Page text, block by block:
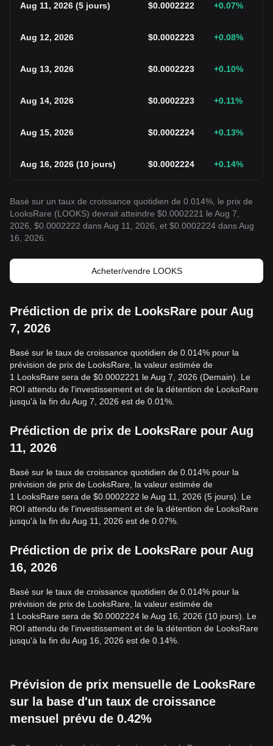
Aug 11, 2026 (5 jours) $0.0002222 +0.07%
Aug 12, 2026 $0.0002223 +0.08%
Aug 13, 2026 $0.0002223 +0.10%
Aug 14, 2026 $0.0002223 +0.11%
Aug 15, 2026 $0.0002224 +0.13%
Aug 16, 2026 (10 jours) $0.0002224 +0.14%
Basé sur un taux de croissance quotidien de 0.014%, le prix de
LooksRare (LOOKS) devrait atteindre $0.0002221 le Aug 7,
2026, $0.0002222 dans Aug 11, 2026, et $0.0002224 dans Aug
16, 2026.
Acheter/vendre LOOKS
Prédiction de prix de LooksRare pour Aug
7, 2026
Basé sur le taux de croissance quotidien de 0.014% pour la
prévision de prix de LooksRare, la valeur estimée de
1 LooksRare sera de $0.0002221 le Aug 7, 2026 (Demain). Le
ROI attendu de l'investissement et de la détention de LooksRare
jusqu'à la fin du Aug 7, 2026 est de 0.01%.
Prédiction de prix de LooksRare pour Aug
11, 2026
Basé sur le taux de croissance quotidien de 0.014% pour la
prévision de prix de LooksRare, la valeur estimée de
1 LooksRare sera de $0.0002222 le Aug 11, 2026 (5 jours). Le
ROI attendu de l'investissement et de la détention de LooksRare
jusqu'à la fin du Aug 11, 2026 est de 0.07%.
Prédiction de prix de LooksRare pour Aug
16, 2026
Basé sur le taux de croissance quotidien de 0.014% pour la
prévision de prix de LooksRare, la valeur estimée de
1 LooksRare sera de $0.0002224 le Aug 16, 2026 (10 jours). Le
ROI attendu de l'investissement et de la détention de LooksRare
jusqu'à la fin du Aug 16, 2026 est de 0.14%.
Prévision de prix mensuelle de LooksRare
sur la base d'un taux de croissance
mensuel prévu de 0.42%